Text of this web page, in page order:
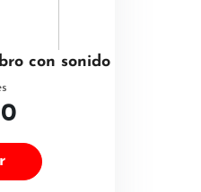
con sonido